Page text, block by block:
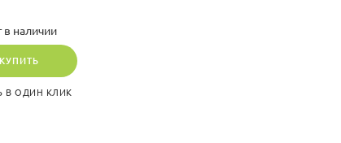
в наличии
КУПИТЬ
В ОДИН КЛИК